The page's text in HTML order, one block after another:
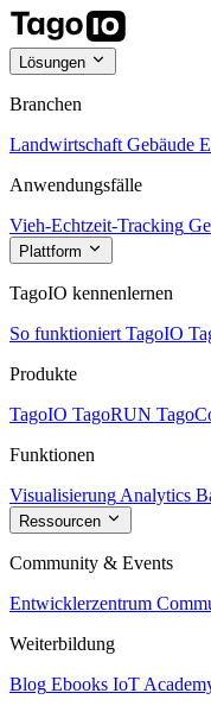
Lösungen
Branchen
Landwirtschaft Gebäude
Anwendungsfälle
Vieh-Echtzeit-Tracking
Plattform
TagoIO kennenlernen
So funktioniert TagoIO
Produkte
TagoIO TagoRUN
Funktionen
Visualisierung Analytics
Ressourcen
Community & Events
Entwicklerzentrum
Weiterbildung
Blog Ebooks IoT